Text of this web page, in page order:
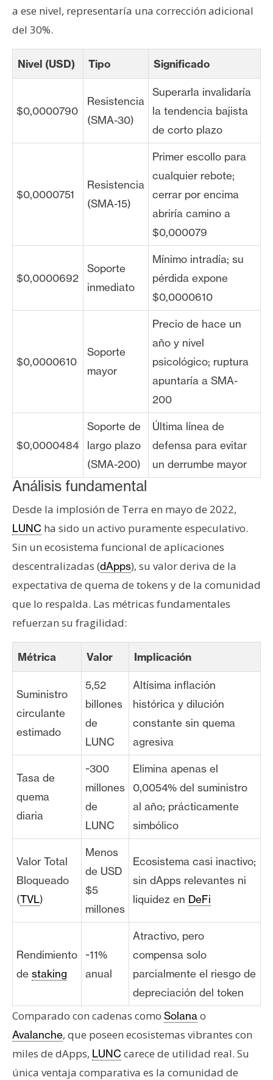
a ese nivel, representaría una corrección adicional
del 30%.
Nivel (USD) Tipo Significado
$0,0000790
Resistencia
(SMA-30)
Superarla invalidaría
la tendencia bajista
de corto plazo
$0,0000751
Resistencia
(SMA-15)
Primer escollo para
cualquier rebote;
cerrar por encima
abriría camino a
$0,000079
$0,0000692
Soporte
inmediato
Mínimo intradía; su
pérdida expone
$0,0000610
$0,0000610
Soporte
mayor
Precio de hace un
año y nivel
psicológico; ruptura
apuntaría a SMA-
200
$0,0000484
Soporte de
largo plazo
(SMA-200)
Última línea de
defensa para evitar
un derrumbe mayor
Análisis fundamental
Desde la implosión de Terra en mayo de 2022,
LUNC ha sido un activo puramente especulativo.
Sin un ecosistema funcional de aplicaciones
descentralizadas (dApps), su valor deriva de la
expectativa de quema de tokens y de la comunidad
que lo respalda. Las métricas fundamentales
refuerzan su fragilidad:
Métrica Valor Implicación
Suministro
circulante
estimado
5,52
billones
de
LUNC
Altísima inflación
histórica y dilución
constante sin quema
agresiva
Tasa de
quema
diaria
~300
millones
de
LUNC
Elimina apenas el
0,0054% del suministro
al año; prácticamente
simbólico
Valor Total
Bloqueado
(TVL)
Menos
de USD
$5
millones
Ecosistema casi inactivo;
sin dApps relevantes ni
liquidez en DeFi
Rendimiento
de staking
~11%
anual
Atractivo, pero
compensa solo
parcialmente el riesgo de
depreciación del token
Comparado con cadenas como Solana o
Avalanche, que poseen ecosistemas vibrantes con
miles de dApps, LUNC carece de utilidad real. Su
única ventaja comparativa es la comunidad de